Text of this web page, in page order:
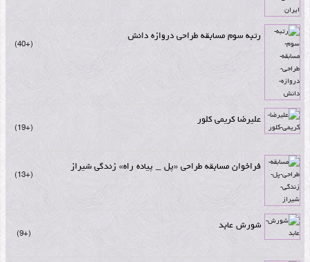
رتبه سوم مسابقه طراحی دروازه دانش
+40
علیرضا کریمی کلور
+19
فراخوان مسابقه طراحی «پل _ پیاده راه» زندگی شیراز
+13
شورش عابد
+9